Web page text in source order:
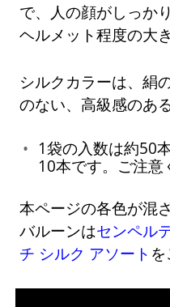
で、人の顔がしっか
ヘルメット程度の大
シルクカラーは、絹
のない、高級感のあ
1袋の入数は約50
10本です。ご注意
本ページの各色が混
バルーンはセンペル
チ シルク アソート を